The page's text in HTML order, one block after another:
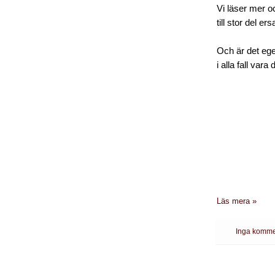
Vi läser mer
till stor del
Och är det
i alla fall vara
Läs mera »
Inga